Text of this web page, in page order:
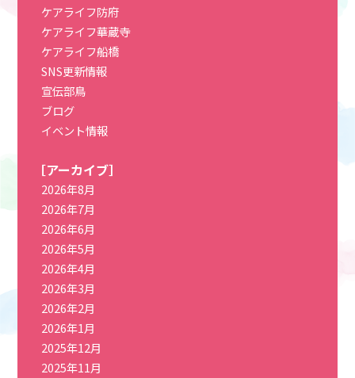
ケアライフ防府
ケアライフ華蔵寺
ケアライフ船橋
SNS更新情報
宣伝部鳥
ブログ
イベント情報
［アーカイブ］
2026年8月
2026年7月
2026年6月
2026年5月
2026年4月
2026年3月
2026年2月
2026年1月
2025年12月
2025年11月